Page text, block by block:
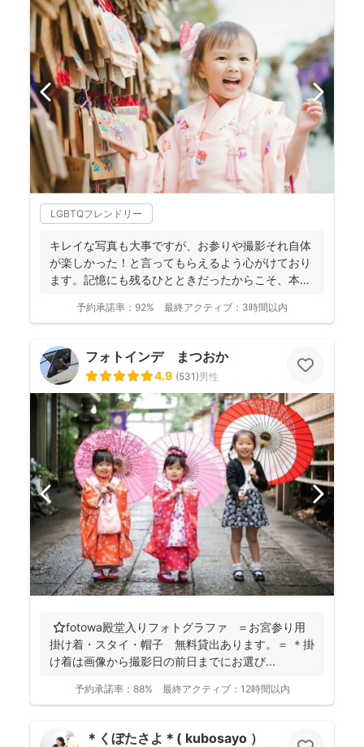
LGBTQフレンドリー
キレイな写真も大事ですが、お参りや撮影それ自体
が楽しかった！と言ってもらえるよう心がけており
ます。記憶にも残るひとときだったからこそ、本当
予約承諾率： 92% 最終アクティブ： 3時間以内
フォトインデ まつおか
4.9 (531)男性
⭐️fotowa殿堂入りフォトグラファ ＝お宮参り用
掛け着・スタイ・帽子 無料貸出あります。＝ ＊掛
け着は画像から撮影日の前日までにお選び...
予約承諾率： 88% 最終アクティブ： 12時間以内
＊くぼたさよ＊( kubosayo ）